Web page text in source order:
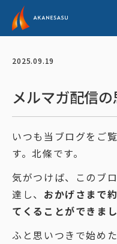
2025.09.19
メルマガ配信
いつも当ブログをご
す。北條です。
気がつけば、このブ
達し、 おかげさまで
てくることができまし
ふと思いつきで始め